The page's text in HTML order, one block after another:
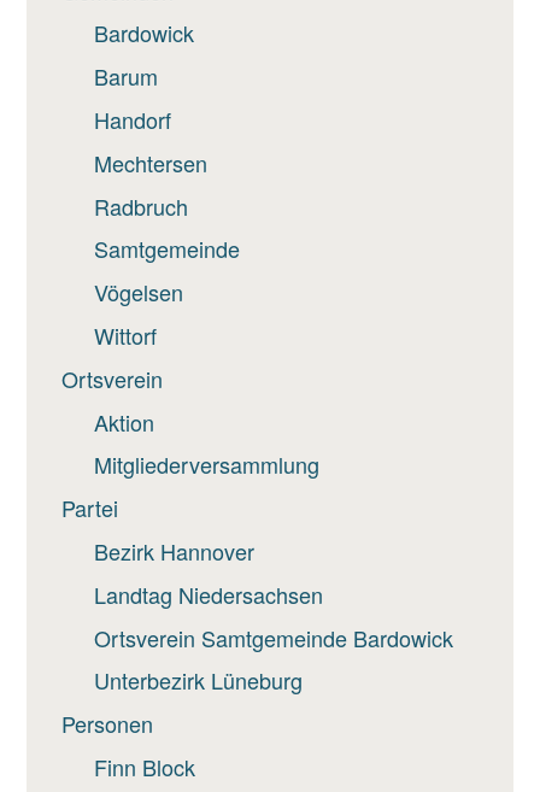
Bardowick
Barum
Handorf
Mechtersen
Radbruch
Samtgemeinde
Vögelsen
Wittorf
Ortsverein
Aktion
Mitgliederversammlung
Partei
Bezirk Hannover
Landtag Niedersachsen
Ortsverein Samtgemeinde Bardowick
Unterbezirk Lüneburg
Personen
Finn Block